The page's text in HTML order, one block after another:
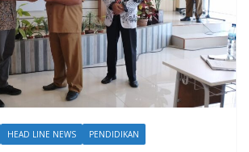
HEAD LINE NEWS PENDIDIKAN